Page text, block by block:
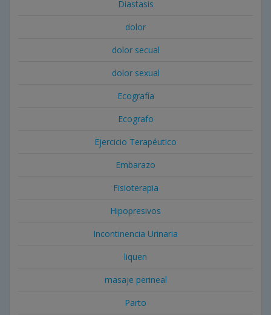
Diastasis
dolor
dolor secual
dolor sexual
Ecografía
Ecografo
Ejercicio Terapéutico
Embarazo
Fisioterapia
Hipopresivos
Incontinencia Urinaria
liquen
masaje perineal
Parto